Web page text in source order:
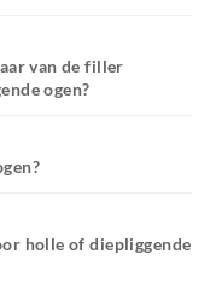
van de filler
ogen?
holle of diepliggende